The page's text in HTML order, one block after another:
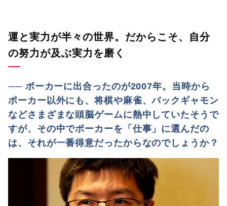
運と実力が半々の世界。だからこそ、自分
の努力が及ぶ実力を磨く
── ポーカーに出合ったのが2007年。当時から
ポーカー以外にも、将棋や麻雀、バックギャモン
などさまざまな頭脳ゲームに熱中していたそうで
すが、その中でポーカーを「仕事」に選んだの
は、それが一番得意だったからなのでしょうか？